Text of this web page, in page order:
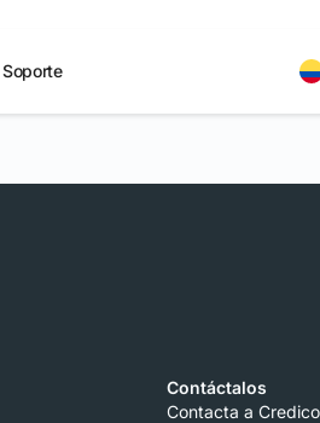
Soporte
Contáctalos
Contacta a